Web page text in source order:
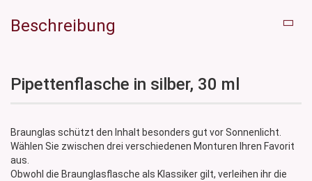
Beschreibung
Pipettenflasche in silber, 30 ml
Braunglas schützt den Inhalt besonders gut vor Sonnenlicht.
Wählen Sie zwischen drei verschiedenen Monturen Ihren Favorit
aus.
Obwohl die Braunglasflasche als Klassiker gilt, verleihen ihr die